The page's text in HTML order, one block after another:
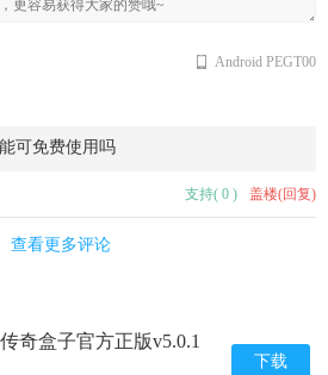
Android PEGT00
支持( 0 ) 盖楼(回复)
可免费使用吗
查看更多评论
奇盒子官方正版v5.0.1
下载